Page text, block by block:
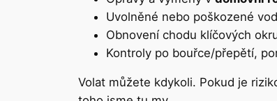
Uvolněné nebo poškozené
Obnovení chodu klíčových
Kontroly po bouřce/přepětí,
Volat můžete kdykoli. Pokud je